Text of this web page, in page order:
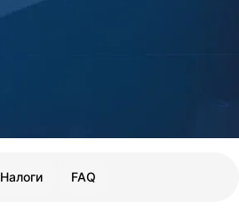
Налоги FAQ